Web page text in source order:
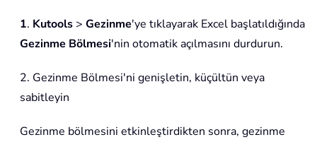
1. Kutools > Gezinme'ye tıklayarak Excel başlatıldığında
Gezinme Bölmesi'nin otomatik açılmasını durdurun.
2. Gezinme Bölmesi'ni genişletin, küçültün veya
sabitleyin
Gezinme bölmesini etkinleştirdikten sonra, gezinme